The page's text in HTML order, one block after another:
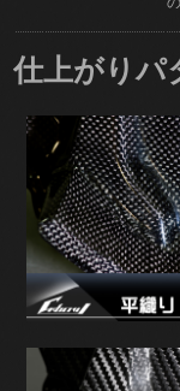
仕上がりパ